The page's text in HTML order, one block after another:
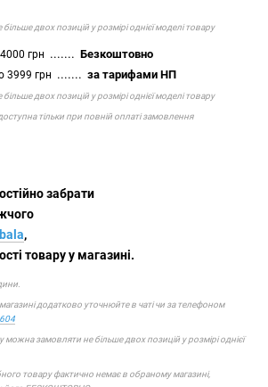
двох позицій у розмірі однієї моделі товару
4000 грн .......Безкоштовно
3999 грн .......за тарифами НП
двох позицій у розмірі однієї моделі товару
тільки при повній оплаті замовлення
забрати
,
товару у магазині.
додатково уточнюйте в чаті чи за телефоном
замовляти не більше двох позицій у розмірі однієї
товару фактично немає в обраному магазині,